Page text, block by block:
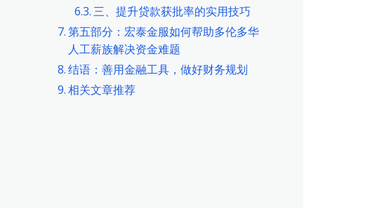
三、提升贷款获批率的实用技巧
第五部分：宏泰金服如何帮助多伦多华
人工薪族解决资金难题
结语：善用金融工具，做好财务规划
相关文章推荐